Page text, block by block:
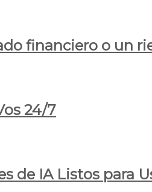
financiero o un
24/7
de IA Listos para